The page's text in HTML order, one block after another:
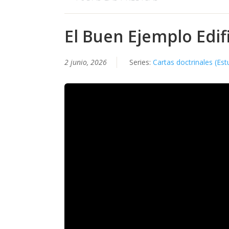
El Buen Ejemplo
2 junio, 2026 Series: Cartas doctrinales